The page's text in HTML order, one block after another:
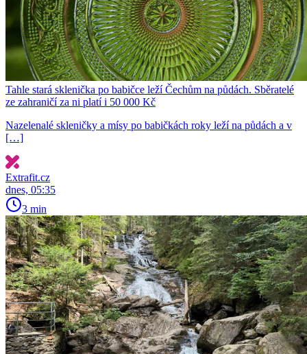
Tahle stará sklenička po babičce leží Čechům na půdách. Sběratelé
ze zahraničí za ni platí i 50 000 Kč
Nazelenalé skleničky a mísy po babičkách roky leží na půdách a v
[…]
Extrafit.cz
dnes, 05:35
3 min